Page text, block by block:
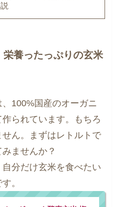
養ったっぷりの玄米
、100%国産のオーガニ
られています。もちろ
ん。まずはレトルトで
ませんか？
分だけ玄米を食べたい
。